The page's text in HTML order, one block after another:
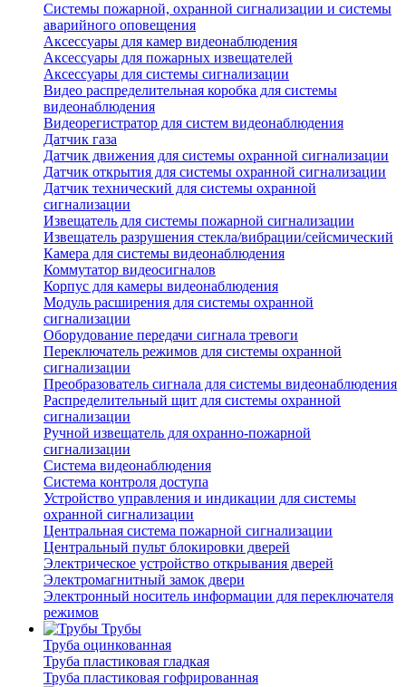
Системы пожарной, охранной сигнализации и системы
аварийного оповещения
Аксессуары для камер видеонаблюдения
Аксессуары для пожарных извещателей
Аксессуары для системы сигнализации
Видео распределительная коробка для системы
видеонаблюдения
Видеорегистратор для систем видеонаблюдения
Датчик газа
Датчик движения для системы охранной сигнализации
Датчик открытия для системы охранной сигнализации
Датчик технический для системы охранной
сигнализации
Извещатель для системы пожарной сигнализации
Извещатель разрушения стекла/вибрации/сейсмический
Камера для системы видеонаблюдения
Коммутатор видеосигналов
Корпус для камеры видеонаблюдения
Модуль расширения для системы охранной
сигнализации
Оборудование передачи сигнала тревоги
Переключатель режимов для системы охранной
сигнализации
Преобразователь сигнала для системы видеонаблюдения
Распределительный щит для системы охранной
сигнализации
Ручной извещатель для охранно-пожарной
сигнализации
Система видеонаблюдения
Система контроля доступа
Устройство управления и индикации для системы
охранной сигнализации
Центральная система пожарной сигнализации
Центральный пульт блокировки дверей
Электрическое устройство открывания дверей
Электромагнитный замок двери
Электронный носитель информации для переключателя
режимов
Трубы
Труба оцинкованная
Труба пластиковая гладкая
Труба пластиковая гофрированная